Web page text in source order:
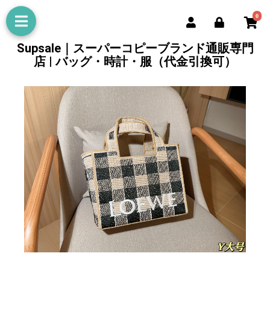
0
Supsale｜スーパーコピーブランド通販専門
店 | バッグ・時計・服（代金引換可）